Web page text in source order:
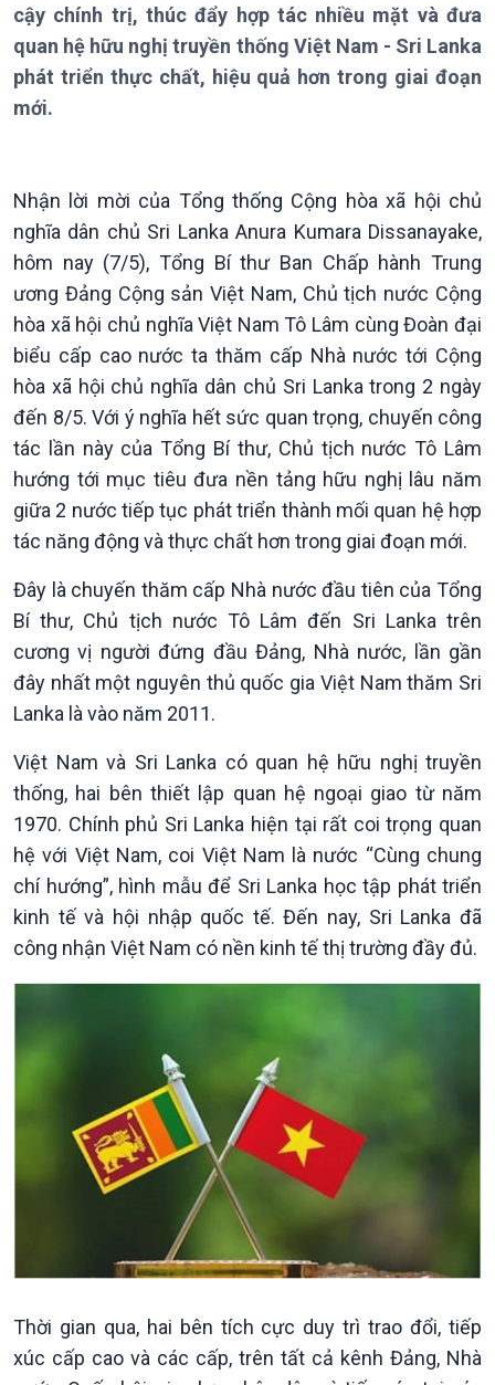
Thời sự 6h
Thời sự 12h
Thời sự 18h
Chính trị
Tin Chính trị
Chính phủ với người dân
Quốc hội với cử tri
Xây dựng đảng
Đảng trong cuộc sống
Pháp luật và đời sống
Thế giới
Tin thế giới
Vấn đề quốc tế
Hồ sơ sự kiện quốc tế
Thế giới & Việt Nam
Dòng chảy Kinh tế
Sức sống hàng Việt
Tuyên chiến với gian lận
thương mại
Nông nghiệp & Biển đảo
Tin Nông nghiệp & Biển
Mùa vàng
Biển đảo Việt Nam
đảo
Tìm hiểu biển, đảo Việt
cậy chính trị, thúc đẩy hợp tác nhiều mặt và đưa
quan hệ hữu nghị truyền thống Việt Nam - Sri Lanka
phát triển thực chất, hiệu quả hơn trong giai đoạn
mới.
Nhận lời mời của Tổng thống Cộng hòa xã hội chủ
nghĩa dân chủ Sri Lanka Anura Kumara Dissanayake,
hôm nay (7/5), Tổng Bí thư Ban Chấp hành Trung
ương Đảng Cộng sản Việt Nam, Chủ tịch nước Cộng
hòa xã hội chủ nghĩa Việt Nam Tô Lâm cùng Đoàn đại
biểu cấp cao nước ta thăm cấp Nhà nước tới Cộng
hòa xã hội chủ nghĩa dân chủ Sri Lanka trong 2 ngày
đến 8/5. Với ý nghĩa hết sức quan trọng, chuyến công
tác lần này của Tổng Bí thư, Chủ tịch nước Tô Lâm
hướng tới mục tiêu đưa nền tảng hữu nghị lâu năm
giữa 2 nước tiếp tục phát triển thành mối quan hệ hợp
tác năng động và thực chất hơn trong giai đoạn mới.
Đây là chuyến thăm cấp Nhà nước đầu tiên của Tổng
Bí thư, Chủ tịch nước Tô Lâm đến Sri Lanka trên
cương vị người đứng đầu Đảng, Nhà nước, lần gần
đây nhất một nguyên thủ quốc gia Việt Nam thăm Sri
Lanka là vào năm 2011.
Việt Nam và Sri Lanka có quan hệ hữu nghị truyền
thống, hai bên thiết lập quan hệ ngoại giao từ năm
1970. Chính phủ Sri Lanka hiện tại rất coi trọng quan
hệ với Việt Nam, coi Việt Nam là nước “Cùng chung
chí hướng”, hình mẫu để Sri Lanka học tập phát triển
kinh tế và hội nhập quốc tế. Đến nay, Sri Lanka đã
công nhận Việt Nam có nền kinh tế thị trường đầy đủ.
Thời gian qua, hai bên tích cực duy trì trao đổi, tiếp
xúc cấp cao và các cấp, trên tất cả kênh Đảng, Nhà